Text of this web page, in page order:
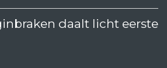
daalt licht eerste